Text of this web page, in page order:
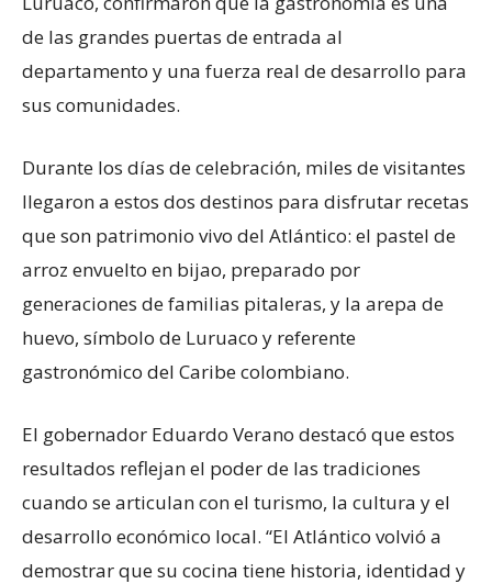
de las grandes puertas de entrada al
departamento y una fuerza real de desarrollo para
sus comunidades.
Durante los días de celebración, miles de visitantes
llegaron a estos dos destinos para disfrutar recetas
que son patrimonio vivo del Atlántico: el pastel de
arroz envuelto en bijao, preparado por
generaciones de familias pitaleras, y la arepa de
huevo, símbolo de Luruaco y referente
gastronómico del Caribe colombiano.
El gobernador Eduardo Verano destacó que estos
resultados reflejan el poder de las tradiciones
cuando se articulan con el turismo, la cultura y el
desarrollo económico local. “El Atlántico volvió a
demostrar que su cocina tiene historia, identidad y